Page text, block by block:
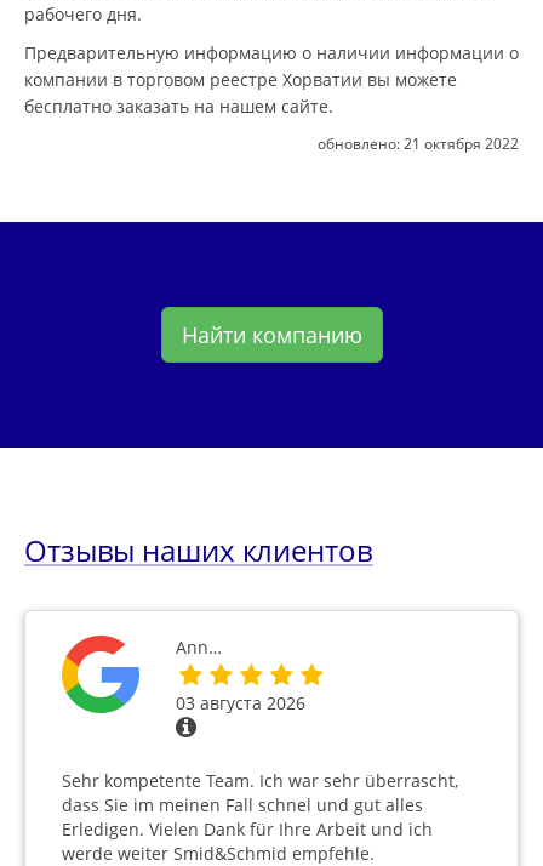
рабочего дня.
Предварительную информацию о наличии информации о
компании в торговом реестре Хорватии вы можете
бесплатно заказать на нашем сайте.
обновлено: 21 октября 2022
Найти компанию
Отзывы наших клиентов
Ann…
03 августа 2026
Sehr kompetente Team. Ich war sehr überrascht,
dass Sie im meinen Fall schnel und gut alles
Erledigen. Vielen Dank für Ihre Arbeit und ich
werde weiter Smid&Schmid empfehle.